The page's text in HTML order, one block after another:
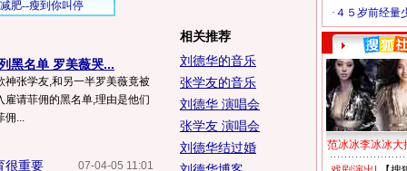
黑名单 罗美薇哭...
神张学友,和另一半罗美薇竟被
请菲佣的黑名单,理由是他们
佣...
07-04-05 11:01
很重要
相关推荐
刘德华的音乐
张学友的音乐
刘德华 演唱会
张学友 演唱会
刘德华结过婚
范冰冰李冰冰大